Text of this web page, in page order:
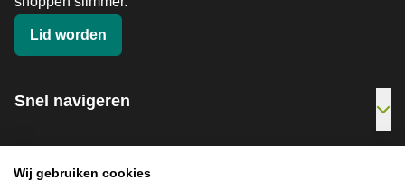
Lid worden
Snel navigeren
Wij gebruiken cookies